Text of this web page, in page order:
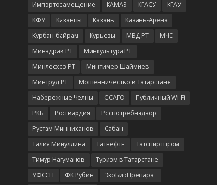
Импортозамещение
КАМАЗ КГАСУ
КГАУ
КФУ
Казанцы Казань
Казань-Арена
Курбан-байрам
Курьезы МВД РТ
МЧС
Минздрав РТ
Минкультура РТ
Минлесхоз РТ
Минтимер Шаймиев
Минтруд РТ
Мошенничество в Татарстане
Набережные Челны
ОСАГО
Публичный Wi-Fi
РКБ
Росгвардия
Роспотребнадзор
Рустам Минниханов
Сабан
Талия Минуллина
Татнефть
Татспиртпром
Тимур Нагуманов
Туризм в Татарстане
УФССП
ФК Рубин ЭкоБиоПрепарат